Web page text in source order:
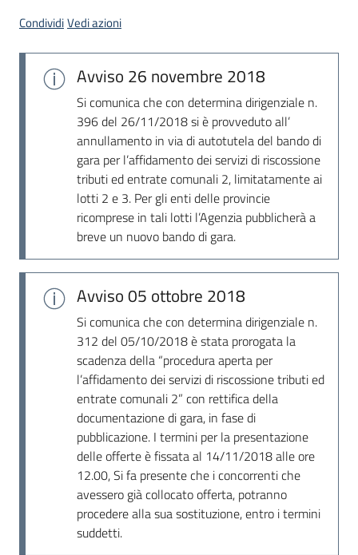
Supporto
Piattaforme
telematiche
Seguici
CondividiVedi azioni
Avviso 26 novembre 2018
Si comunica che con determina dirigenziale n.
396 del 26/11/2018 si è provveduto all’
annullamento in via di autotutela del bando di
gara per l’affidamento dei servizi di riscossione
tributi ed entrate comunali 2, limitatamente ai
lotti 2 e 3. Per gli enti delle provincie
ricomprese in tali lotti l’Agenzia pubblicherà a
breve un nuovo bando di gara.
Avviso05 ottobre 2018
Si comunica che con determina dirigenziale n.
312 del 05/10/2018 è stata prorogata la
scadenza della “procedura aperta per
l’affidamento dei servizi di riscossione tributi ed
entrate comunali 2” con rettifica della
documentazione di gara, in fase di
pubblicazione. I termini per la presentazione
delle offerte è fissata al 14/11/2018 alle ore
12.00, Si fa presente che i concorrenti che
avessero già collocato offerta, potranno
procedere alla sua sostituzione, entro i termini
suddetti.